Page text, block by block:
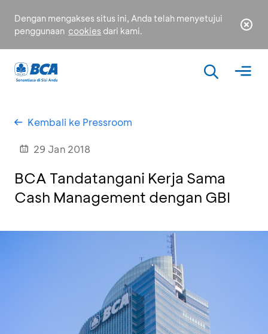
Dengan mengakses situs ini, Anda telah menyetujui
penggunaan cookies dari kami.
Kembali ke Pressroom
29 Jan 2018
BCA Tandatangani Kerja Sama
Cash Management dengan GBI